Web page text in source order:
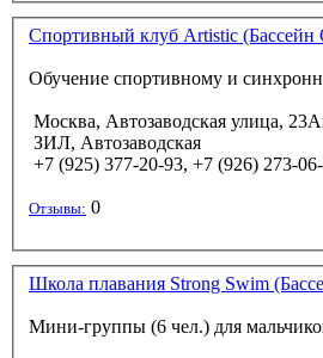
Спортивный клуб Artistic
Обучение спортивному и
Москва, Автозаводская улица,
ЗИЛ, Автозаводская
+7 (925) 377-20-93, +7 (926) 273-
Отзывы: 0
Школа плавания Strong Swim
Мини-группы (6 чел.) для